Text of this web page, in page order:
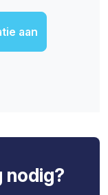
aan
nodig?